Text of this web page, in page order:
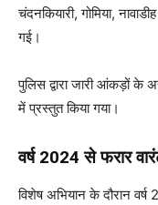
चंदनकियारी, गोमिया,
गई।
पुलिस द्वारा जारी आंकड़ों के
में प्रस्तुत किया गया।
वर्ष 2024 से फरार
विशेष अभियान के दौरान